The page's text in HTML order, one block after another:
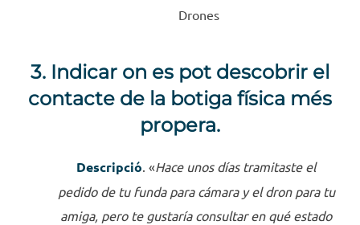
Drones
3. Indicar on es pot descobrir el
contacte de la botiga física més
propera.
Descripció. «Hace unos días tramitaste el
pedido de tu funda para cámara y el dron para tu
amiga, pero te gustaría consultar en qué estado